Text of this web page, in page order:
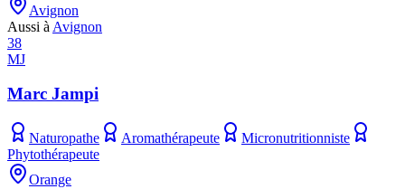
Avignon
Aussi à Avignon
38
MJ
Marc Jampi
Naturopathe Aromathérapeute
Micronutritionniste
Phytothérapeute
Orange